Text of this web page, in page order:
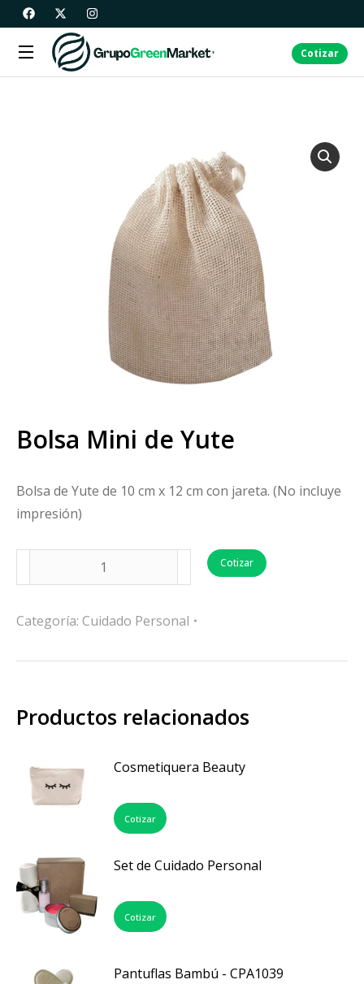
Cotizar
Bolsa Mini de Yute
Bolsa de Yute de 10 cm x 12 cm con jareta. (No incluye
impresión)
Cotizar
Categoría: Cuidado Personal
Productos relacionados
Cosmetiquera Beauty
Cotizar
Set de Cuidado Personal
Cotizar
Pantuflas Bambú - CPA1039